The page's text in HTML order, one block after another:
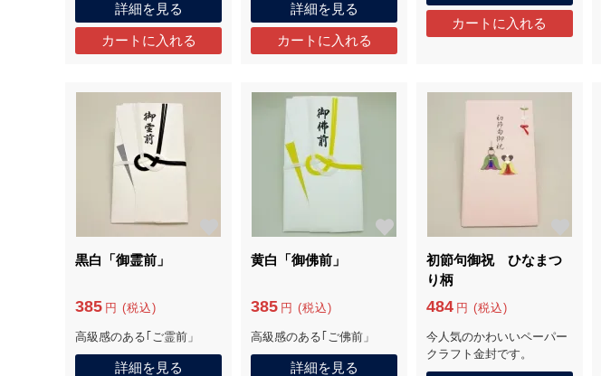
詳細を見る 詳細を見る
黒白「御霊前」
385 円 (税込)
高級感のある｢ご霊前」
詳細を見る
黄白「御佛前」
385 円 (税込)
高級感のある｢ご佛前」
詳細を見る
初節句御祝 ひなまつ
り柄
484 円 (税込)
今人気のかわいいペーパー
クラフト金封です。